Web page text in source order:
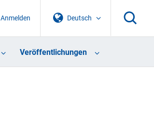
Deutsch
Anmelden
Veröffentlichungen